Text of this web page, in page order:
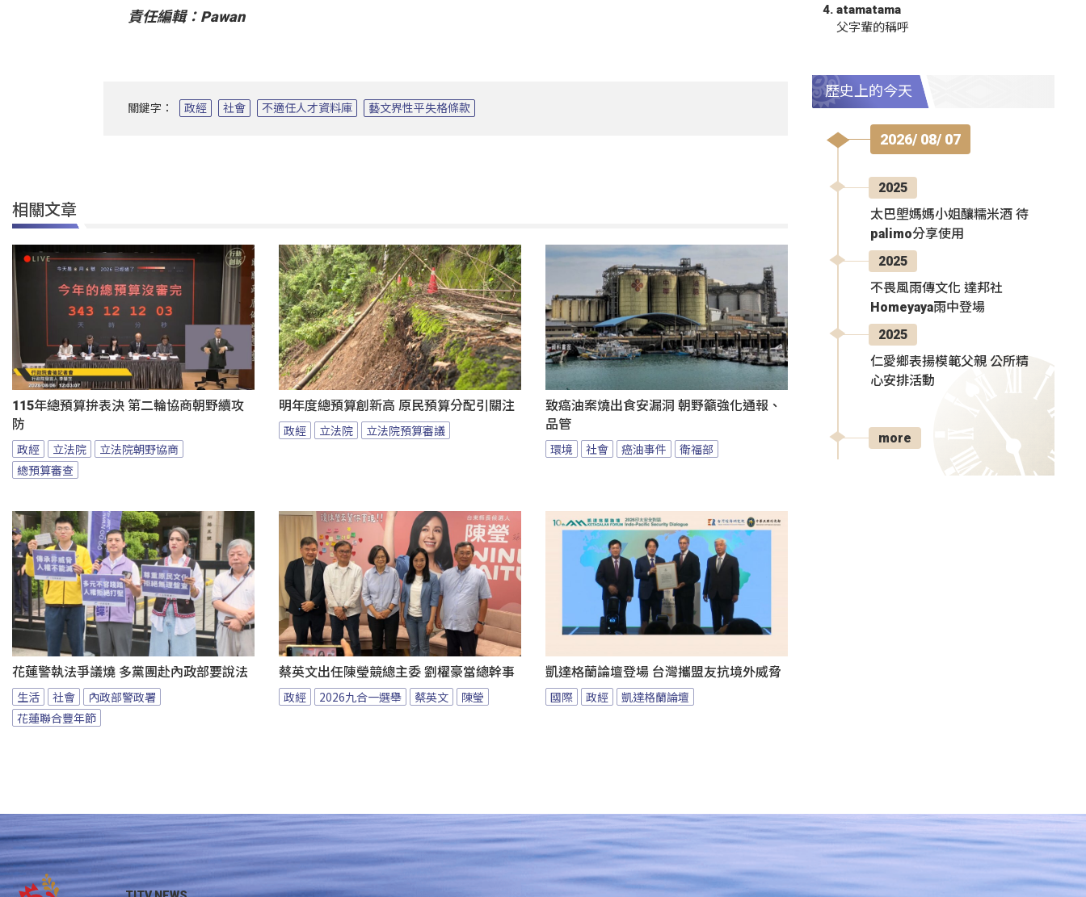
責任編輯：Pawan
關鍵字： 政經 社會 不適任人才資料庫 藝文界性平失格條款
相關文章
115年總預算拚表決 第二輪協商朝野續攻
防
政經 立法院
立法院朝野協商
總預算審查
明年度總預算創新高 原民預算分配引關注
政經 立法院 立法院預算審議
致癌油案燒出食安漏洞 朝野籲強化通報、
品管
環境 社會 癌油事件 衛福部
花蓮警執法爭議燒 多黨團赴內政部要說法
生活 社會
內政部警政署
花蓮聯合豐年節
蔡英文出任陳瑩競總主委 劉櫂豪當總幹事
政經 2026九合一選舉 蔡英文 陳瑩
凱達格蘭論壇登場 台灣攜盟友抗境外威脅
國際 政經 凱達格蘭論壇
atamatama
父字輩的稱呼
歷史上的今天
2026/ 08/ 07
2025
太巴塱媽媽小姐釀糯米酒 待
palimo分享使用
2025
不畏風雨傳文化 達邦社
Homeyaya雨中登場
2025
仁愛鄉表揚模範父親 公所精
心安排活動
more